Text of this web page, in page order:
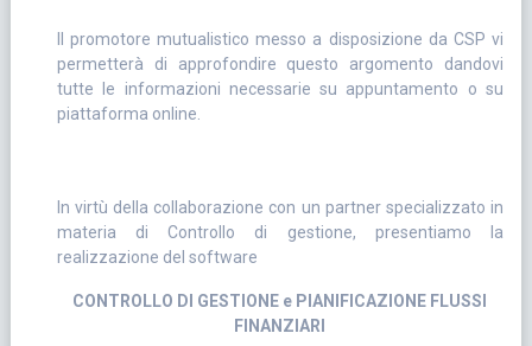
Il promotore mutualistico messo a disposizione da CSP vi
permetterà di approfondire questo argomento dandovi
tutte le informazioni necessarie su appuntamento o su
piattaforma online.
In virtù della collaborazione con un partner specializzato in
materia di Controllo di gestione, presentiamo la
realizzazione del software
CONTROLLO DI GESTIONE e PIANIFICAZIONE FLUSSI
FINANZIARI